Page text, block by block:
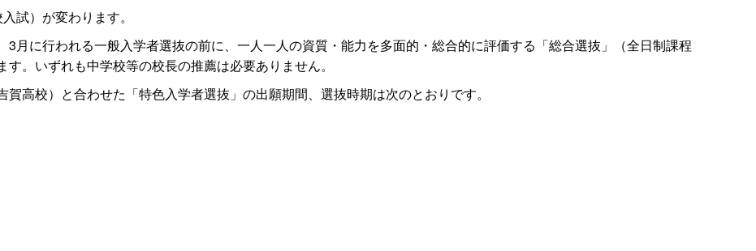
試）が変わります。
月に行われる一般入学者選抜の前に、一人一人の資質・能力を多面的・総合的に評価する「総合選抜」（全日制課程
。いずれも中学校等の校長の推薦は必要ありません。
高校）と合わせた「特色入学者選抜」の出願期間、選抜時期は次のとおりです。